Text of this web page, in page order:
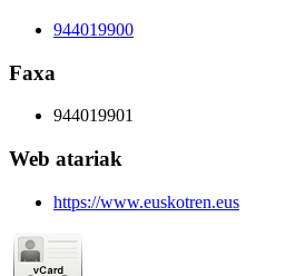
944019900
Faxa
944019901
Web atariak
https://www.euskotren.eus